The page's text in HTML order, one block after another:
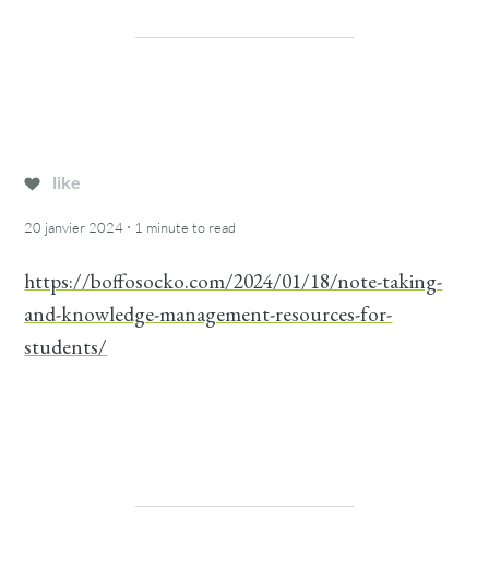
like
20 janvier 2024 · 1 minute to read
https://boffosocko.com/2024/01/18/note-taking-
and-knowledge-management-resources-for-
students/